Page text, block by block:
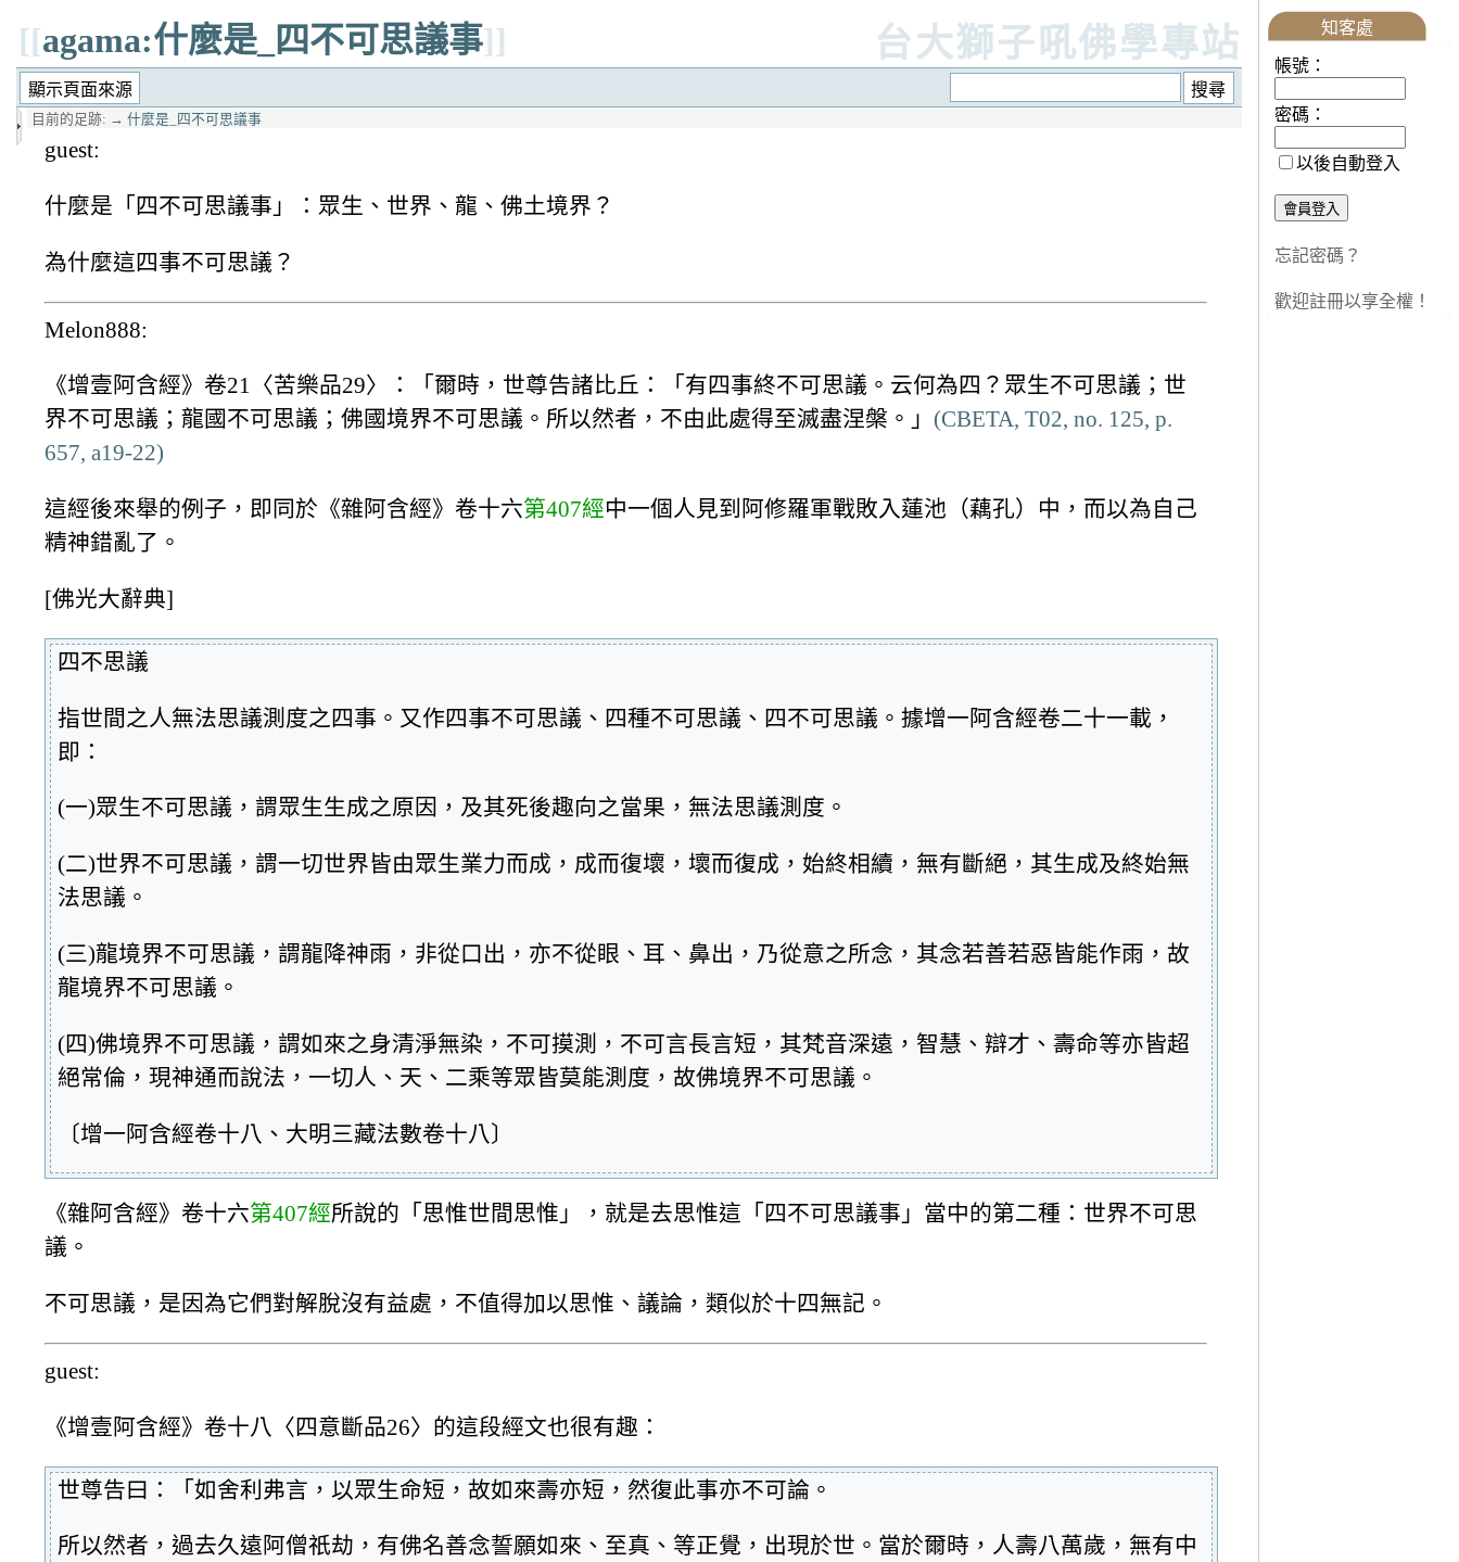
[[agama:什麼是_四不可思議事]] 台大獅子吼佛學專站
目前的足跡: → 什麼是_四不可思議事
guest:
什麼是「四不可思議事」：眾生、世界、龍、佛土境界？
為什麼這四事不可思議？
Melon888:
《增壹阿含經》卷21〈苦樂品29〉：「爾時，世尊告諸比丘：「有四事終不可思議。云何為四？眾生不可思議；世
界不可思議；龍國不可思議；佛國境界不可思議。所以然者，不由此處得至滅盡涅槃。」 (CBETA, T02, no. 125, p.
657, a19-22)
這經後來舉的例子，即同於《雜阿含經》卷十六第407經中一個人見到阿修羅軍戰敗入蓮池（藕孔）中，而以為自己
精神錯亂了。
[佛光大辭典]
四不思議
指世間之人無法思議測度之四事。又作四事不可思議、四種不可思議、四不可思議。據增一阿含經卷二十一載，
即：
(一)眾生不可思議，謂眾生生成之原因，及其死後趣向之當果，無法思議測度。
(二)世界不可思議，謂一切世界皆由眾生業力而成，成而復壞，壞而復成，始終相續，無有斷絕，其生成及終始無
法思議。
(三)龍境界不可思議，謂龍降神雨，非從口出，亦不從眼、耳、鼻出，乃從意之所念，其念若善若惡皆能作雨，故
龍境界不可思議。
(四)佛境界不可思議，謂如來之身清淨無染，不可摸測，不可言長言短，其梵音深遠，智慧、辯才、壽命等亦皆超
絕常倫，現神通而說法，一切人、天、二乘等眾皆莫能測度，故佛境界不可思議。
〔增一阿含經卷十八、大明三藏法數卷十八〕
《雜阿含經》卷十六第407經所說的「思惟世間思惟」，就是去思惟這「四不可思議事」當中的第二種：世界不可思
議。
不可思議，是因為它們對解脫沒有益處，不值得加以思惟、議論，類似於十四無記。
guest:
《增壹阿含經》卷十八〈四意斷品26〉的這段經文也很有趣：
世尊告曰：「如舍利弗言，以眾生命短，故如來壽亦短，然復此事亦不可論。
所以然者，過去久遠阿僧祇劫，有佛名善念誓願如來、至真、等正覺，出現於世。當於爾時，人壽八萬歲，無有中
知客處
帳號：
密碼：
以後自動登入
忘記密碼？
歡迎註冊以享全權！